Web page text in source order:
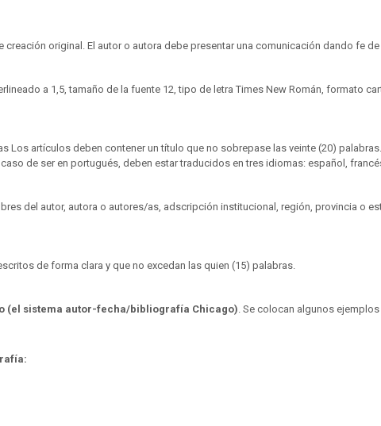
original. El autor o autora debe presentar una comunicación dando fe
a 1,5, tamaño de la fuente 12, tipo de letra Times New Román, formato
Los artículos deben contener un título que no sobrepase las veinte (20)
de ser en portugués, deben estar traducidos en tres idiomas: español,
del autor, autora o autores/as, adscripción institucional, región, provincia o
de forma clara y que no excedan las quien (15) palabras.
(el sistema autor-fecha/bibliografía Chicago) . Se colocan algunos